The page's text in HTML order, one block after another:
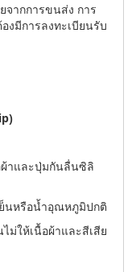
จากการขนส่ง การ
งมีการลงทะเบียนรับ
ผ้าและปุ่มกันลื่นซิลิ
นหรือน้ำอุณหภูมิปกติ
ไม่ให้เนื้อผ้าและสีเสีย